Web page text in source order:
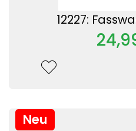
12227:
Neu